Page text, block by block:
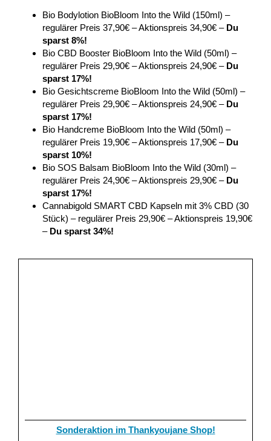
Bio Bodylotion BioBloom Into the Wild (150ml) –
regulärer Preis 37,90€ – Aktionspreis 34,90€ – Du
sparst 8%!
Bio CBD Booster BioBloom Into the Wild (50ml) –
regulärer Preis 29,90€ – Aktionspreis 24,90€ – Du
sparst 17%!
Bio Gesichtscreme BioBloom Into the Wild (50ml) –
regulärer Preis 29,90€ – Aktionspreis 24,90€ – Du
sparst 17%!
Bio Handcreme BioBloom Into the Wild (50ml) –
regulärer Preis 19,90€ – Aktionspreis 17,90€ – Du
sparst 10%!
Bio SOS Balsam BioBloom Into the Wild (30ml) –
regulärer Preis 24,90€ – Aktionspreis 29,90€ – Du
sparst 17%!
Cannabigold SMART CBD Kapseln mit 3% CBD (30
Stück) – regulärer Preis 29,90€ – Aktionspreis 19,90€
– Du sparst 34%!
Sonderaktion im Thankyoujane Shop!